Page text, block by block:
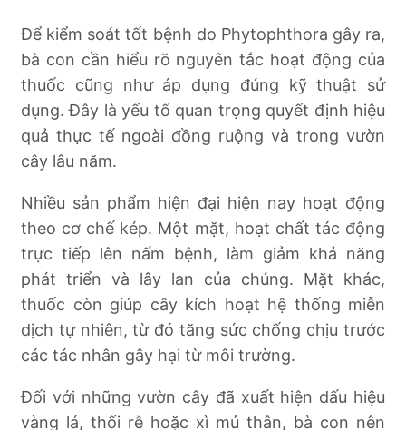
Để kiểm soát tốt bệnh do Phytophthora gây ra,
bà con cần hiểu rõ nguyên tắc hoạt động của
thuốc cũng như áp dụng đúng kỹ thuật sử
dụng. Đây là yếu tố quan trọng quyết định hiệu
quả thực tế ngoài đồng ruộng và trong vườn
cây lâu năm.
Nhiều sản phẩm hiện đại hiện nay hoạt động
theo cơ chế kép. Một mặt, hoạt chất tác động
trực tiếp lên nấm bệnh, làm giảm khả năng
phát triển và lây lan của chúng. Mặt khác,
thuốc còn giúp cây kích hoạt hệ thống miễn
dịch tự nhiên, từ đó tăng sức chống chịu trước
các tác nhân gây hại từ môi trường.
Đối với những vườn cây đã xuất hiện dấu hiệu
vàng lá, thối rễ hoặc xì mủ thân, bà con nên